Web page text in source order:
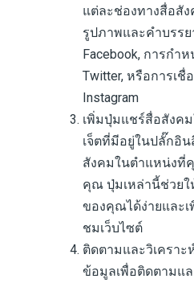
แต่ละช่องทางสื่อสั
รูปภาพและคำบรร
Facebook, การก
Twitter, หรือการเ
Instagram
เพิ่มปุ่มแชร์สื่อสังค
เจ็ตที่มีอยู่ในปลั๊กอิ
สังคมในตำแหน่งที่
คุณ ปุ่มเหล่านี้ช่วยใ
ของคุณได้ง่ายและเ
ชมเว็บไซต์
ติดตามและวิเคราะ
ข้อมูลเพื่อติดตามแ